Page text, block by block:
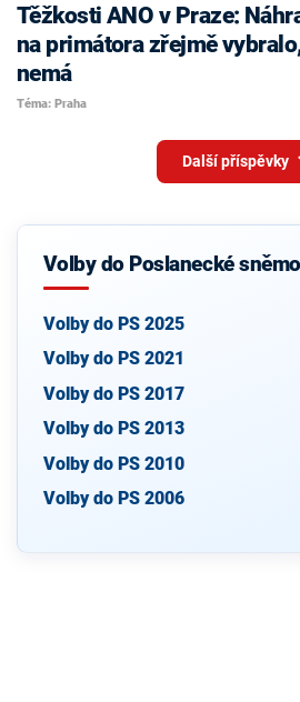
Těžkosti ANO v Praze:
na primátora zřejmě
nemá
Téma: Praha
Další příspěvky
Volby do Poslanecké
Volby do PS 2025
Volby do PS 2021
Volby do PS 2017
Volby do PS 2013
Volby do PS 2010
Volby do PS 2006